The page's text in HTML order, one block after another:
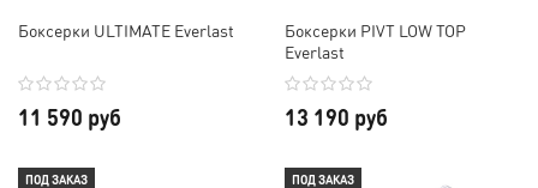
Боксерки ULTIMATE Everlast
11 590 руб
Боксерки PIVT LOW TOP
Everlast
13 190 руб
ПОД ЗАКАЗ ПОД ЗАКАЗ